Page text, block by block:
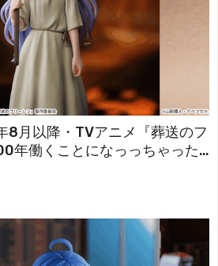
8月以降・TVアニメ『葬送のフ
年働くことになっっちゃった
化！